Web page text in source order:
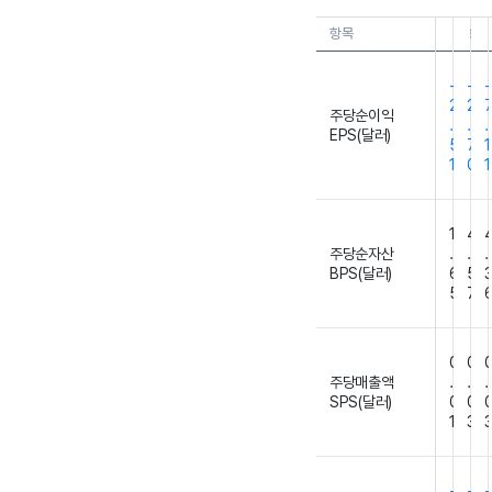
항목
주당순이익
EPS(달러)
-
2
.
5
1
-
2
.
7
0
-
7
.
1
1
주당순자산
BPS(달러)
1
.
6
5
4
.
5
7
4
.
3
6
주당매출액
SPS(달러)
0
.
0
1
0
.
0
3
0
.
0
3